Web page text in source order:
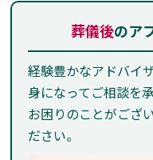
葬儀後のア
経験豊かなアドバイ
身になってご相談を承
お困りのことがござ
ださい。